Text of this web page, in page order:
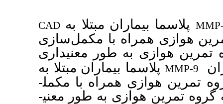
مبتلا بهCAD
مکمل‌سازی
معنی­داری
مبتلا به
با مکمل­
طور معنی­